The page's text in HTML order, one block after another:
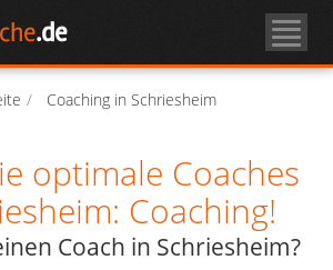
.de
Coaching in Schriesheim
optimale Coaches
Coaching!
Coach in Schriesheim?